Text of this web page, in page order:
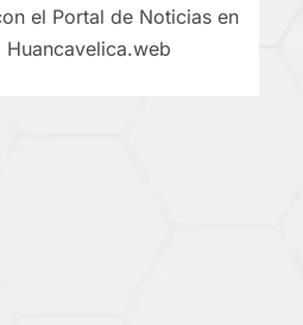
el Portal de Noticias en
Huancavelica.web